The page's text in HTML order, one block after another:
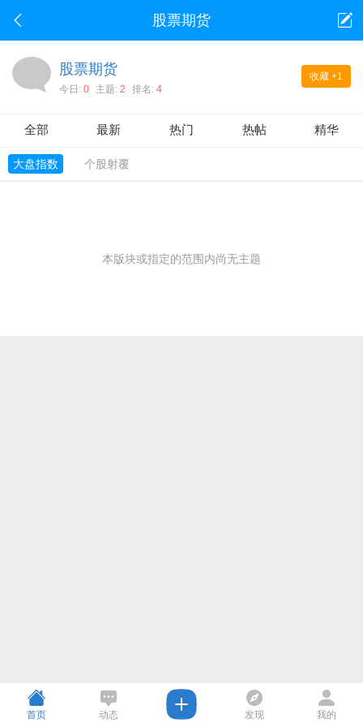
股票期货
收藏 +1
股票期货
今日: 0 主题: 2 排名: 4
全部 最新 热门 热帖 精华
大盘指数 个股射覆
本版块或指定的范围内尚无主题
首页 动态 发现 我的